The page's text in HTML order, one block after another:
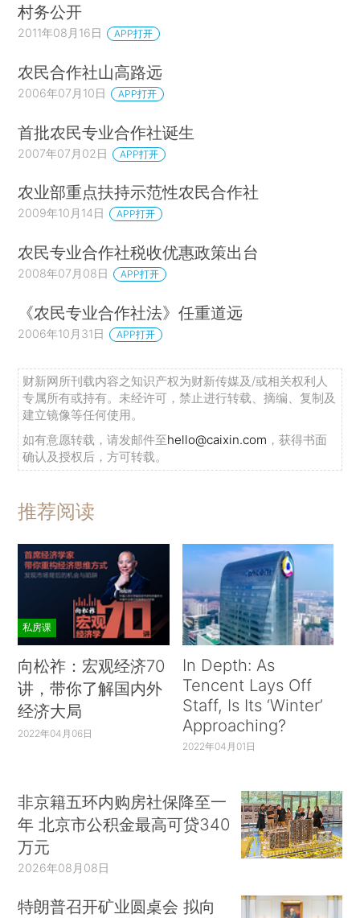
村务公开
2011年08月16日 APP打开
农民合作社山高路远
2006年07月10日 APP打开
首批农民专业合作社诞生
2007年07月02日 APP打开
农业部重点扶持示范性农民合作社
2009年10月14日 APP打开
农民专业合作社税收优惠政策出台
2008年07月08日 APP打开
《农民专业合作社法》任重道远
2006年10月31日 APP打开
财新网所刊载内容之知识产权为财新传媒及/或相关权利人
专属所有或持有。未经许可，禁止进行转载、摘编、复制及
建立镜像等任何使用。
如有意愿转载，请发邮件至hello@caixin.com ，获得书面
确认及授权后，方可转载。
推荐阅读
私房课
向松祚：宏观经济70
讲，带你了解国内外
经济大局
2022年04月06日
In Depth: As
Tencent Lays Off
Staff, Is Its ‘Winter’
Approaching?
2022年04月01日
非京籍五环内购房社保降至一
年 北京市公积金最高可贷340
万元
2026年08月08日
特朗普召开矿业圆桌会 拟向